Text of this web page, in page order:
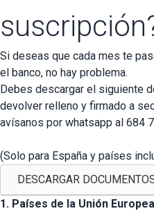
Si deseas que cada mes te
el banco, no hay problema.
Debes descargar el siguiente
devolver relleno y firmado a
avísanos por whatsapp al 684
(Solo para España y países
DESCARGAR
1. Países de la Unión